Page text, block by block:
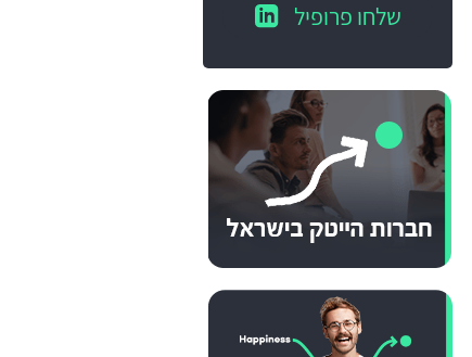
שלחו פרופיל